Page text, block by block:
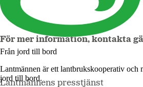
Från jord till bord
Lantmännen är ett lantbrukskooperativ och
jord till bord.
För mer information, kontakta
Lantmännens presstjänst